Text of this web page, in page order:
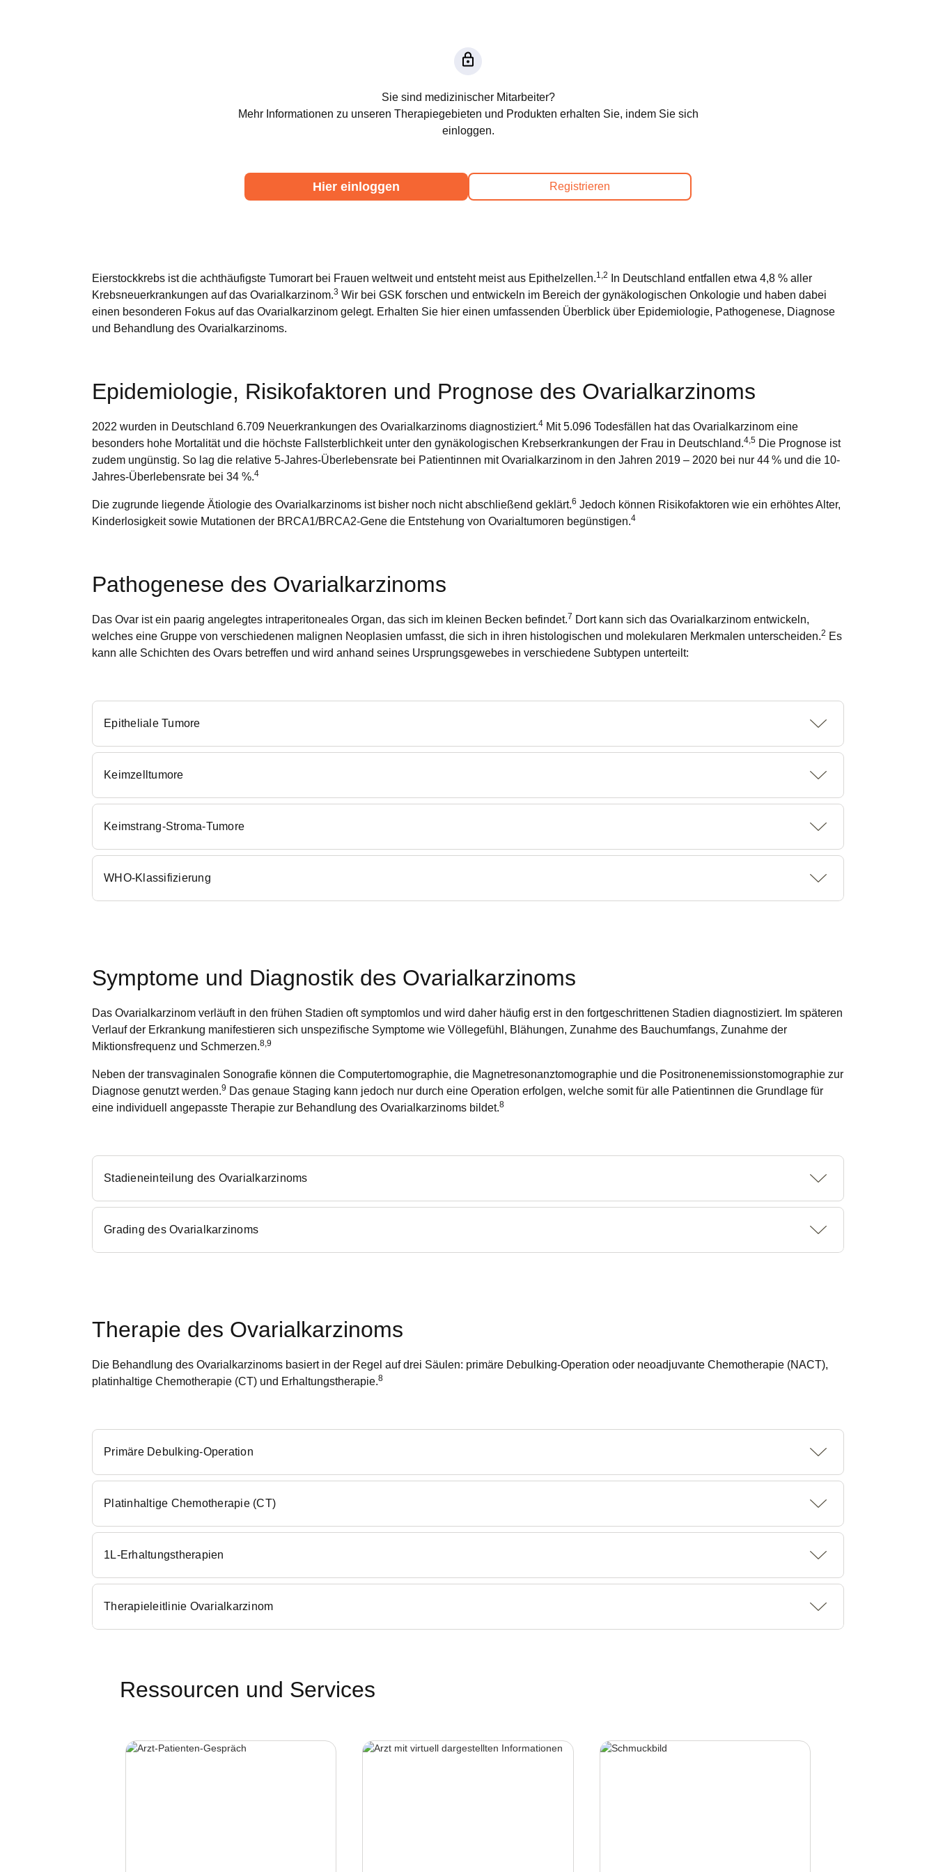
Sie sind medizinischer Mitarbeiter?
Mehr Informationen zu unseren Therapiegebieten und Produkten erhalten Sie, indem Sie sich
einloggen.
Hier einloggen Registrieren
Eierstockkrebs ist die achthäufigste Tumorart bei Frauen weltweit und entsteht meist aus Epithelzellen.1,2
In Deutschland entfallen etwa 4,8 % aller
Krebsneuerkrankungen auf das Ovarialkarzinom.3 Wir bei GSK forschen und entwickeln im Bereich der gynäkologischen Onkologie und haben dabei
einen besonderen Fokus auf das Ovarialkarzinom gelegt. Erhalten Sie hier einen umfassenden Überblick über Epidemiologie, Pathogenese, Diagnose
und Behandlung des Ovarialkarzinoms.
Epidemiologie, Risikofaktoren und Prognose des Ovarialkarzinoms
2022 wurden in Deutschland 6.709 Neuerkrankungen des Ovarialkarzinoms diagnostiziert.4 Mit 5.096 Todesfällen hat das Ovarialkarzinom eine
besonders hohe Mortalität und die höchste Fallsterblichkeit unter den gynäkologischen Krebserkrankungen der Frau in Deutschland.4,5 Die Prognose ist
zudem ungünstig. So lag die relative 5-Jahres-Überlebensrate bei Patientinnen mit Ovarialkarzinom in den Jahren 2019 ‒ 2020 bei nur 44 % und die 10-
Jahres-Überlebensrate bei 34 %.4
Die zugrunde liegende Ätiologie des Ovarialkarzinoms ist bisher noch nicht abschließend geklärt.6 Jedoch können Risikofaktoren wie ein erhöhtes Alter,
Kinderlosigkeit sowie Mutationen der BRCA1/BRCA2-Gene die Entstehung von Ovarialtumoren begünstigen.4
Pathogenese des Ovarialkarzinoms
Das Ovar ist ein paarig angelegtes intraperitoneales Organ, das sich im kleinen Becken befindet.7 Dort kann sich das Ovarialkarzinom entwickeln,
welches eine Gruppe von verschiedenen malignen Neoplasien umfasst, die sich in ihren histologischen und molekularen Merkmalen unterscheiden.2 Es
kann alle Schichten des Ovars betreffen und wird anhand seines Ursprungsgewebes in verschiedene Subtypen unterteilt:
Epitheliale Tumore
Keimzelltumore
Keimstrang-Stroma-Tumore
WHO-Klassifizierung
Symptome und Diagnostik des Ovarialkarzinoms
Das Ovarialkarzinom verläuft in den frühen Stadien oft symptomlos und wird daher häufig erst in den fortgeschrittenen Stadien diagnostiziert. Im späteren
Verlauf der Erkrankung manifestieren sich unspezifische Symptome wie Völlegefühl, Blähungen, Zunahme des Bauchumfangs, Zunahme der
Miktionsfrequenz und Schmerzen.8,9
Neben der transvaginalen Sonografie können die Computertomographie, die Magnetresonanztomographie und die Positronenemissionstomographie zur
Diagnose genutzt werden.9 Das genaue Staging kann jedoch nur durch eine Operation erfolgen, welche somit für alle Patientinnen die Grundlage für
eine individuell angepasste Therapie zur Behandlung des Ovarialkarzinoms bildet.8
Stadieneinteilung des Ovarialkarzinoms
Grading des Ovarialkarzinoms
Therapie des Ovarialkarzinoms
Die Behandlung des Ovarialkarzinoms basiert in der Regel auf drei Säulen: primäre Debulking-Operation oder neoadjuvante Chemotherapie (NACT),
platinhaltige Chemotherapie (CT) und Erhaltungstherapie.8
Primäre Debulking-Operation
Platinhaltige Chemotherapie (CT)
1L-Erhaltungstherapien
Therapieleitlinie Ovarialkarzinom
Ressourcen und Services